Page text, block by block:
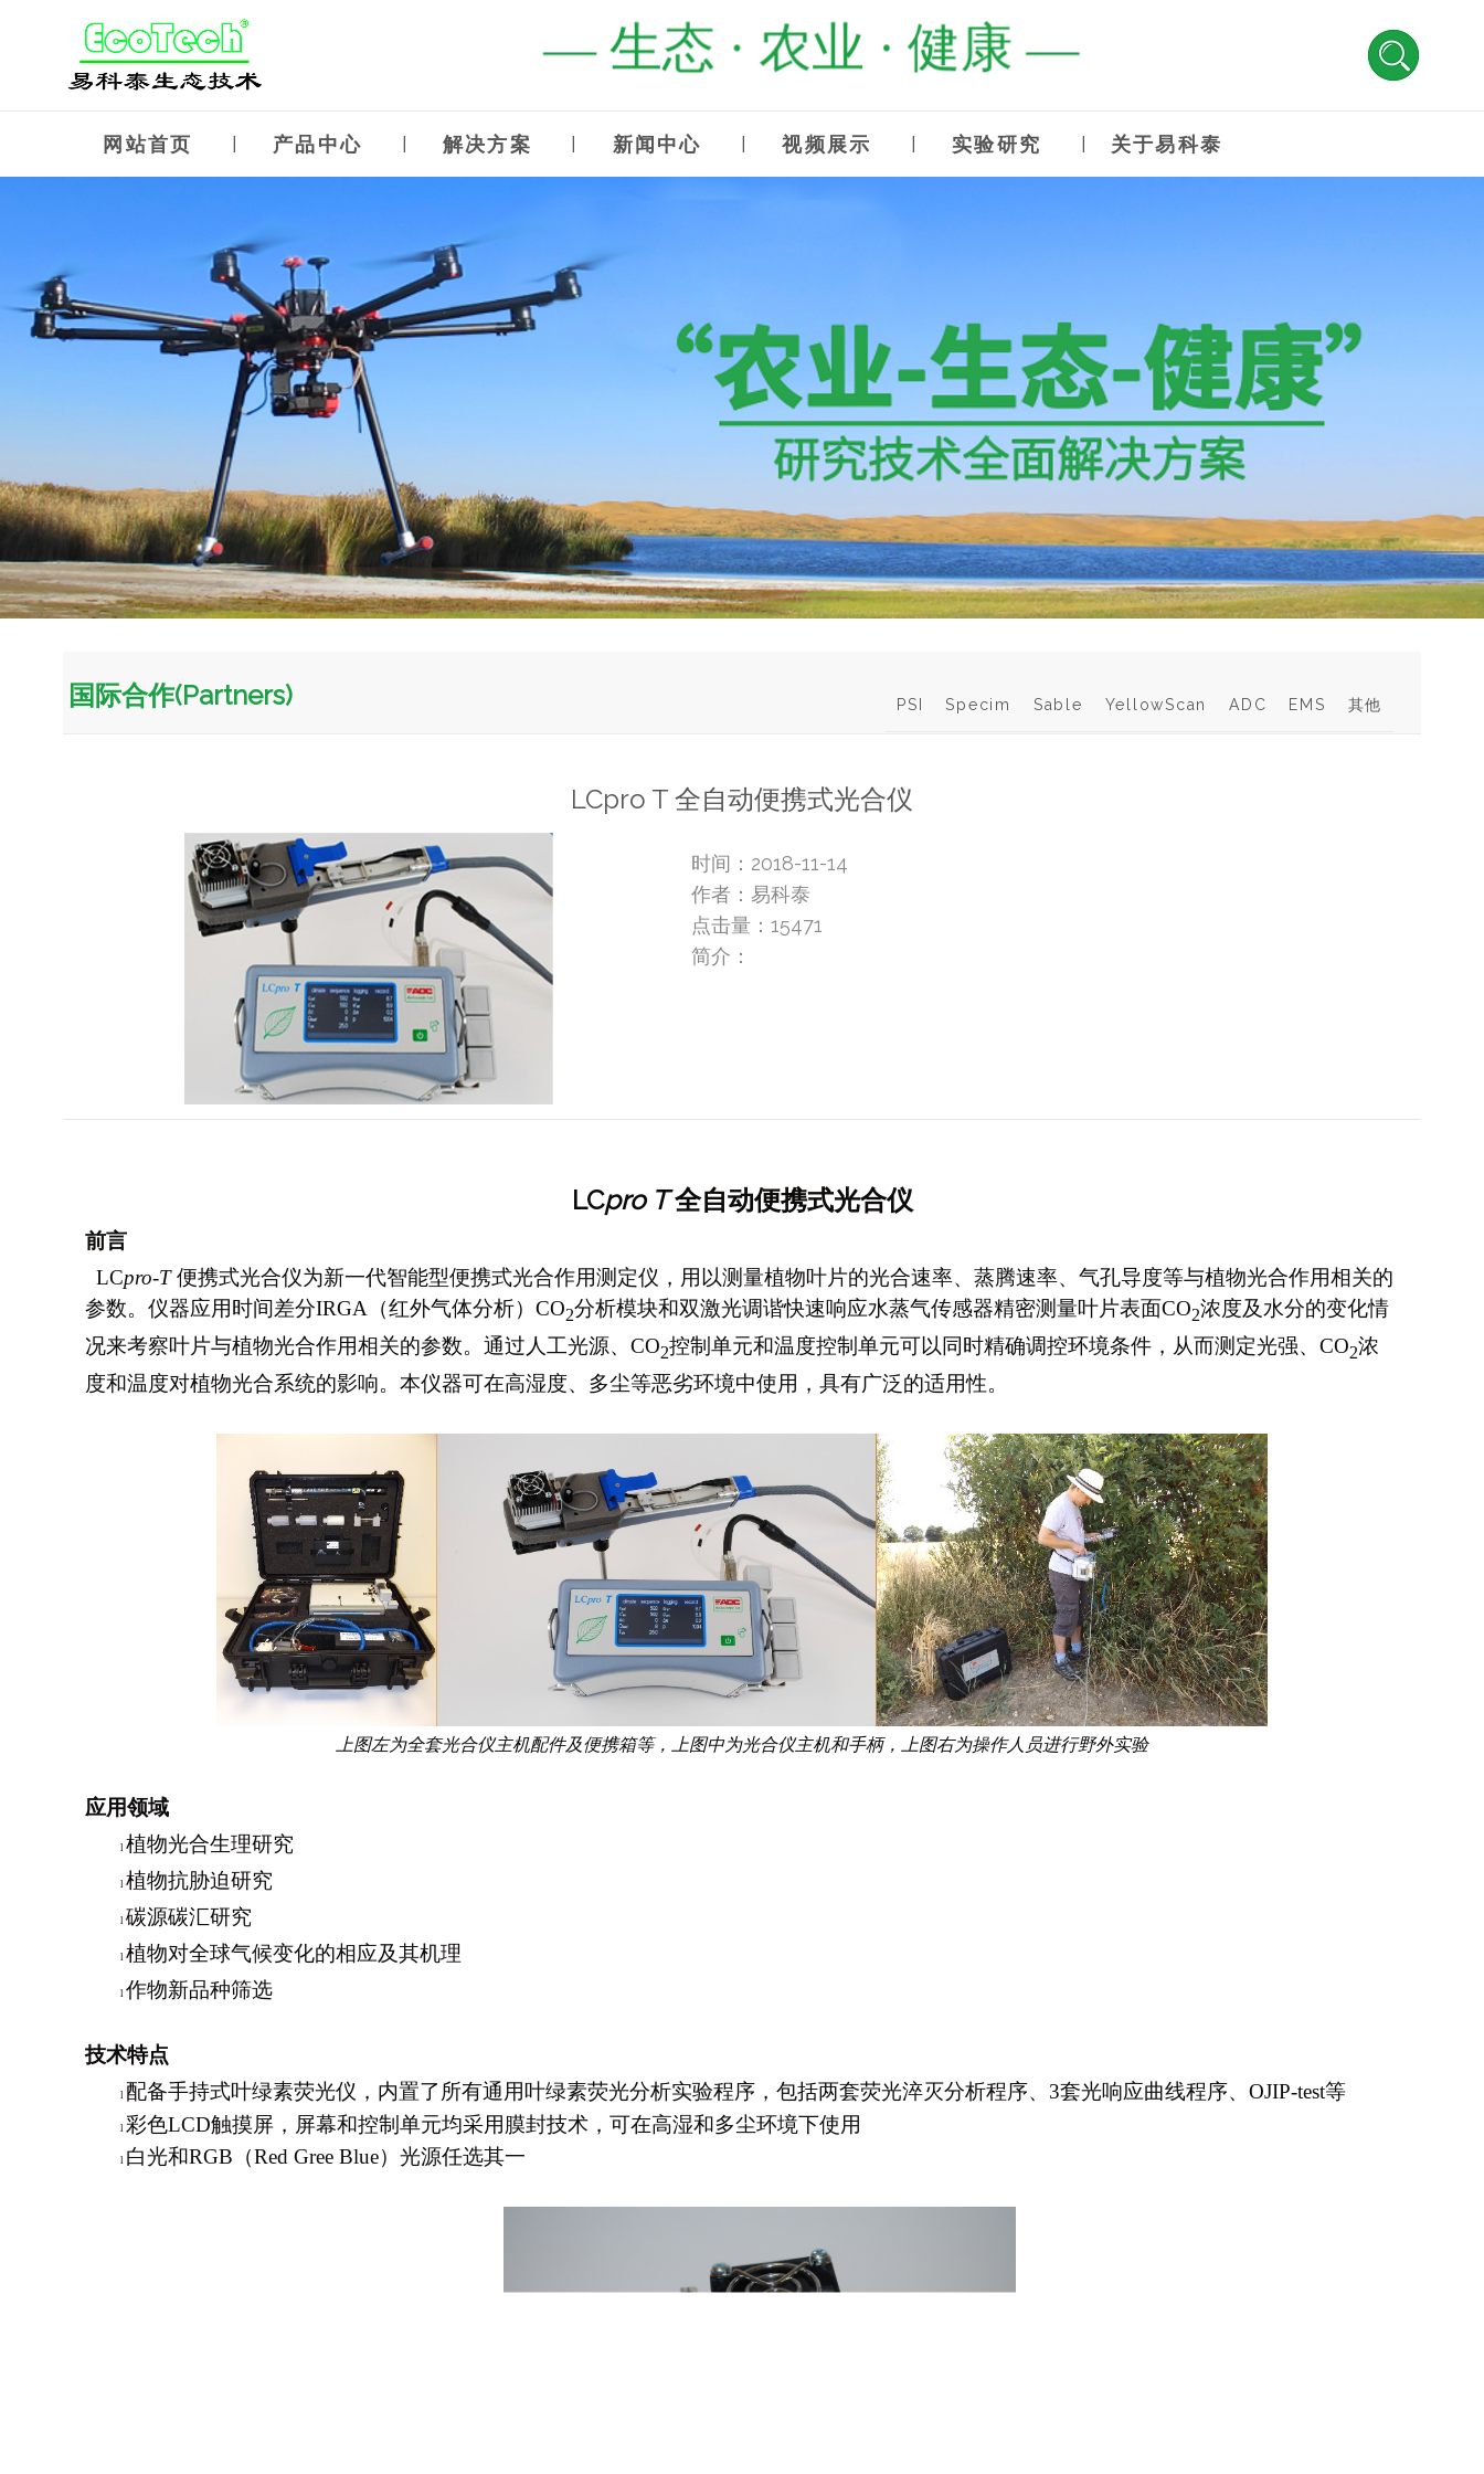
— 生态 · 农业 · 健康 —
网站首页 产品中心 解决方案 新闻中心 视频展示 实验研究 关于易科泰
国际合作(Partners) PSI Specim Sable YellowScan ADC EMS 其他
LCpro T 全自动便携式光合仪
时间：2018-11-14
作者：易科泰
点击量： 15471
简介：
LCpro T 全自动便携式光合仪
前言
LCpro-T便携式光合仪为新一代智能型便携式光合作用测定仪，用以测量植物叶片的光合速率、蒸腾速率、气孔导度等与植物光合作用相关的
参数。仪器应用时间差分IRGA（红外气体分析）CO2分析模块和双激光调谐快速响应水蒸气传感器精密测量叶片表面CO2浓度及水分的变化情
况来考察叶片与植物光合作用相关的参数。通过人工光源、CO2控制单元和温度控制单元可以同时精确调控环境条件，从而测定光强、CO2浓
度和温度对植物光合系统的影响。本仪器可在高湿度、多尘等恶劣环境中使用，具有广泛的适用性。
上图左为全套光合仪主机配件及便携箱等，上图中为光合仪主机和手柄，上图右为操作人员进行野外实验
应用领域
l 植物光合生理研究
l 植物抗胁迫研究
l 碳源碳汇研究
l 植物对全球气候变化的相应及其机理
l 作物新品种筛选
技术特点
l 配备手持式叶绿素荧光仪，内置了所有通用叶绿素荧光分析实验程序，包括两套荧光淬灭分析程序、3套光响应曲线程序、OJIP-test等
l 彩色LCD触摸屏，屏幕和控制单元均采用膜封技术，可在高湿和多尘环境下使用
l 白光和RGB（Red Gree Blue）光源任选其一